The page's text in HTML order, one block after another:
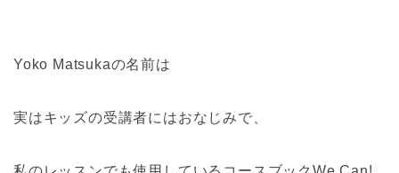
Yoko Matsukaの名前は
実はキッズの受講者にはおなじみで、